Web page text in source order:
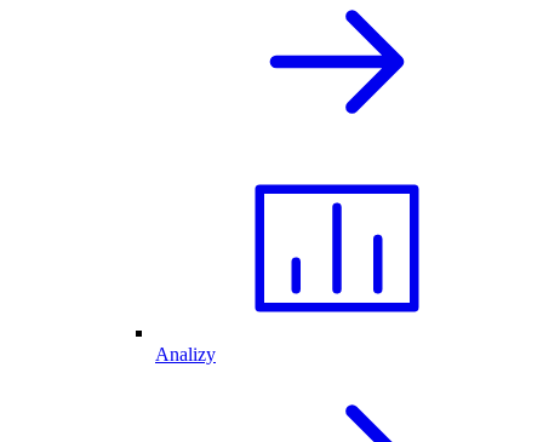
Analizy